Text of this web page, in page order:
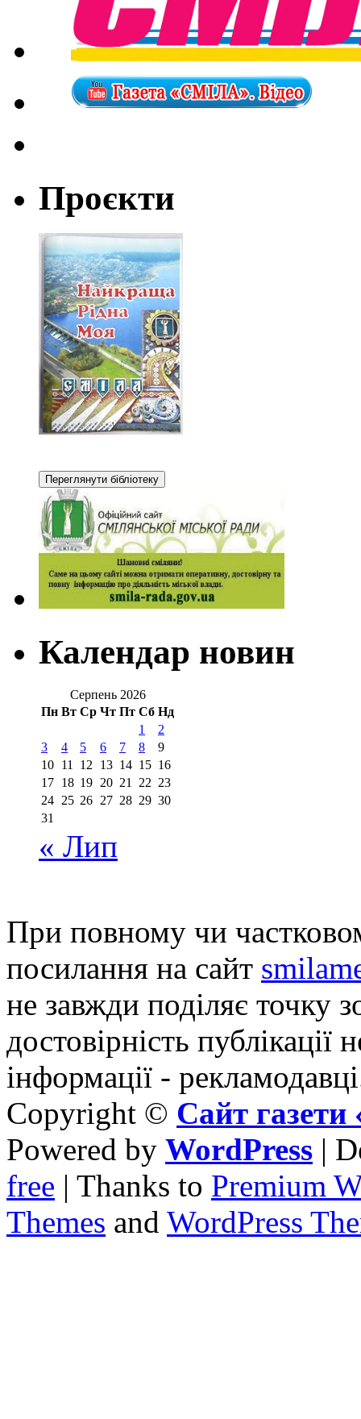
Проєкти
Календар новин
Серпень 2026
Пн Вт Ср Чт Пт Сб Нд
1
2
3
4 5 6 7 8
9
10 11 12 13 14 15 16
17 18 19 20 21 22 23
24 25 26 27 28 29 30
31
« Лип
При повному чи
посилання на сайт
не завжди поділяє точку
достовірність публікації
інформації -
Copyright © Сайт
Powered by WordPress |
free | Thanks to Premium
Themes and WordPress